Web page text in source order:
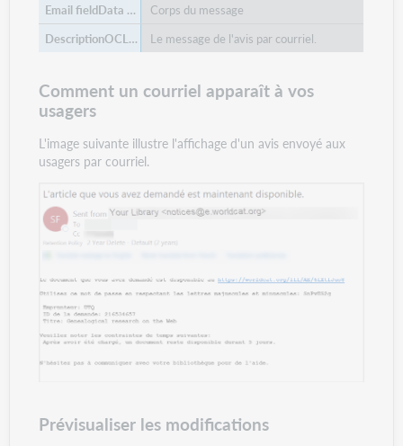
Corps du message
Le message de l'avis par courriel.
Comment un courriel apparaît à vos
usagers
L'image suivante illustre l'affichage d'un avis envoyé aux
usagers par courriel.
Prévisualiser les modifications